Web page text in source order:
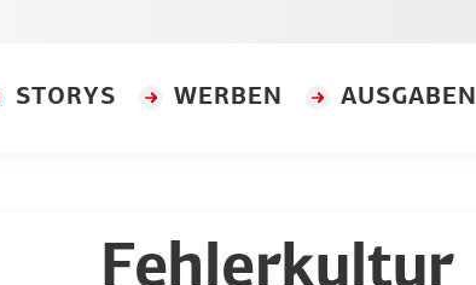
STORYS WERBEN AUSGABEN
Fehlerkultur